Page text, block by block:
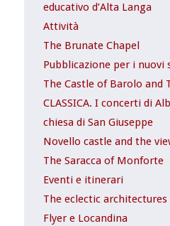
educativo d’Alta Langa
Attività
The Brunate Chapel
Pubblicazione per i nuovi
The Castle of Barolo and
CLASSICA. I concerti di
chiesa di San Giuseppe
Novello castle and the
The Saracca of Monforte
Eventi e itinerari
The eclectic architectures
Flyer e Locandina